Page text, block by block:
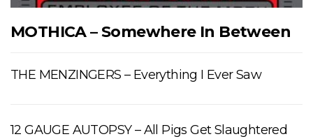
MOTHICA – Somewhere In Between
THE MENZINGERS – Everything I Ever Saw
12 GAUGE AUTOPSY – All Pigs Get Slaughtered